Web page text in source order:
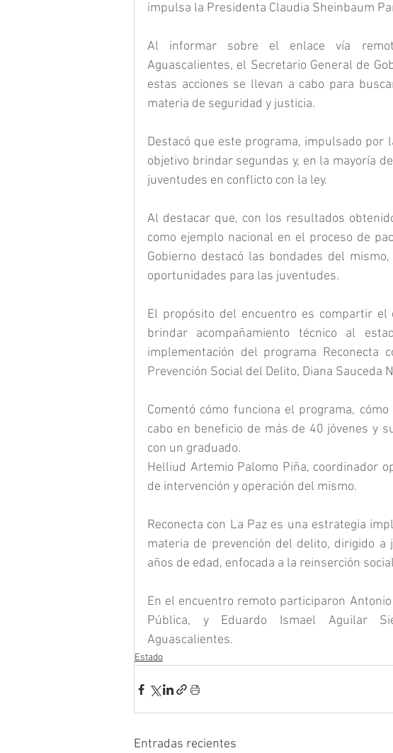
impulsa la Presidenta Claudia Sheinbaum
Al informar sobre el enlace vía
Aguascalientes, el Secretario General de
estas acciones se llevan a cabo para
materia de seguridad y justicia.
Destacó que este programa, impulsado por
objetivo brindar segundas y, en la mayoría
juventudes en conflicto con la ley.
Al destacar que, con los resultados
como ejemplo nacional en el proceso de
Gobierno destacó las bondades del
oportunidades para las juventudes.
El propósito del encuentro es compartir
brindar acompañamiento técnico al
implementación del programa Reconecta
Prevención Social del Delito, Diana Sauceda
Comentó cómo funciona el programa,
cabo en beneficio de más de 40 jóvenes y
con un graduado.
Helliud Artemio Palomo Piña, coordinador
de intervención y operación del mismo.
Reconecta con La Paz es una estrategia
materia de prevención del delito, dirigido
años de edad, enfocada a la reinserción
En el encuentro remoto participaron
Pública, y Eduardo Ismael Aguilar
Aguascalientes.
Estado
Entradas recientes